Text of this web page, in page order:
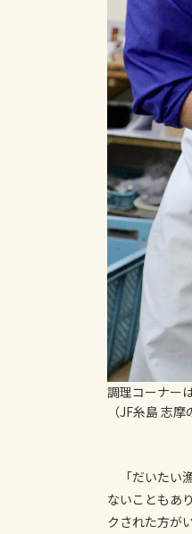
調理コーナー
（JF糸島 志摩
「だいた
ないこともあ
クされた方が